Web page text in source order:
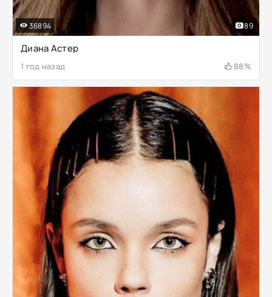
Диана Астер
1 год назад 88%
36894 89